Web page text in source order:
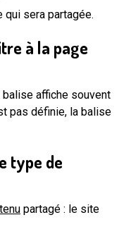
sera partagée.
à la page
affiche souvent
pas définie, la balise
type de
partagé : le site